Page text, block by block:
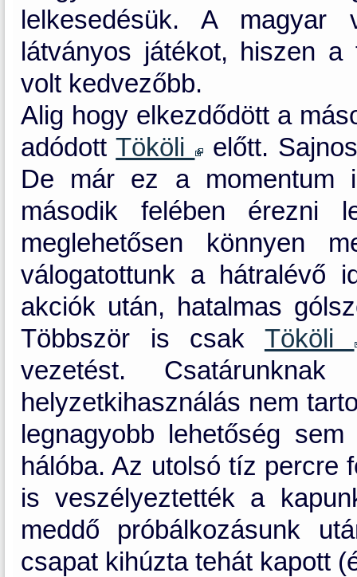
lelkesedésük. A
látványos játékot, hiszen
volt kedvezőbb.
Alig hogy elkezdődött a
adódottTököli
előtt.
De már ez a momentum
második felében érezni
meglehetősen könnyen
válogatottunk a hátralévő
akciók után, hatalmas
Többször is csak Tököli
vezetést.
helyzetkihasználás nem
legnagyobb lehetőség
hálóba. Az utolsó tíz percre
is veszélyeztették a
meddő próbálkozásunk
csapat kihúzta tehát kapott